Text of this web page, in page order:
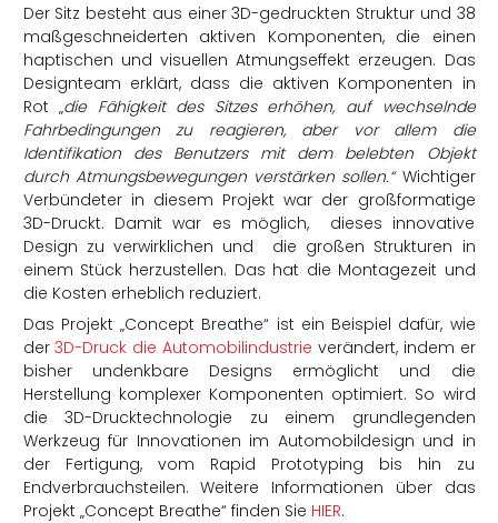
Der Sitz besteht aus einer 3D-gedruckten Struktur und 38
maßgeschneiderten aktiven Komponenten, die einen
haptischen und visuellen Atmungseffekt erzeugen. Das
Designteam erklärt, dass die aktiven Komponenten in
Rot „die Fähigkeit des Sitzes erhöhen, auf wechselnde
Fahrbedingungen zu reagieren, aber vor allem die
Identifikation des Benutzers mit dem belebten Objekt
durch Atmungsbewegungen verstärken sollen.“Wichtiger
Verbündeter in diesem Projekt war der großformatige
3D-Druckt. Damit war es möglich, dieses innovative
Design zu verwirklichen und die großen Strukturen in
einem Stück herzustellen. Das hat die Montagezeit und
die Kosten erheblich reduziert.
Das Projekt „Concept Breathe“ ist ein Beispiel dafür, wie
der3D-Druck die Automobilindustrie verändert, indem er
bisher undenkbare Designs ermöglicht und die
Herstellung komplexer Komponenten optimiert. So wird
die 3D-Drucktechnologie zu einem grundlegenden
Werkzeug für Innovationen im Automobildesign und in
der Fertigung, vom Rapid Prototyping bis hin zu
Endverbrauchsteilen. Weitere Informationen über das
Projekt „Concept Breathe“ finden Sie HIER.